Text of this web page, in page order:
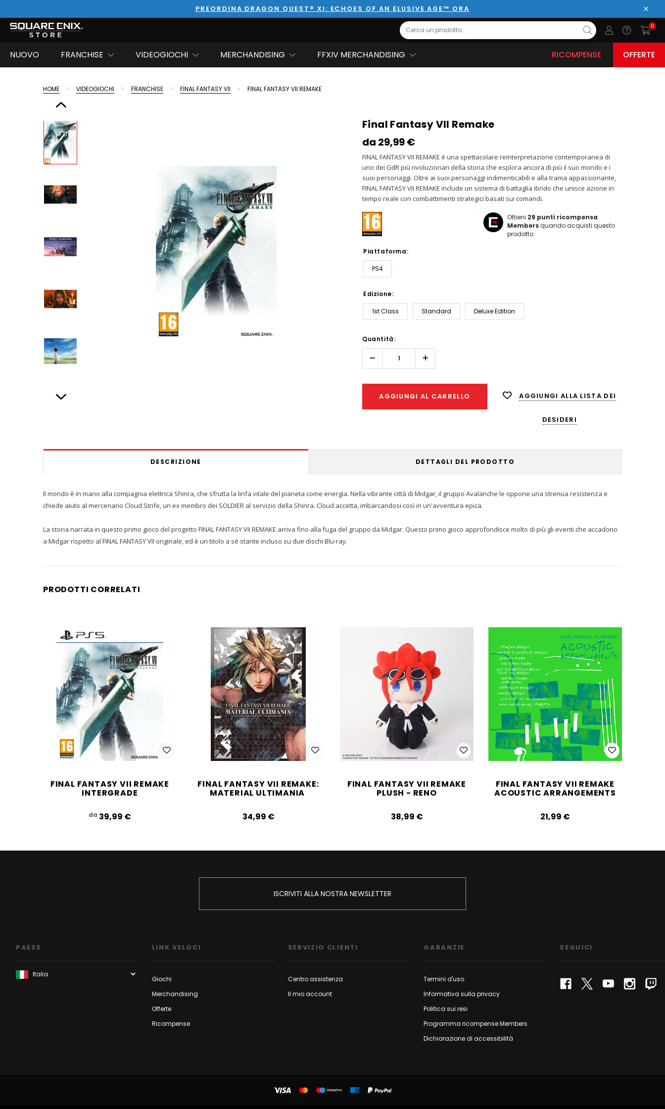
PREORDINA DRAGON QUEST® XI: ECHOES OF AN ELUSIVE AGE™ ORA
Search
0
NUOVO FRANCHISE VIDEOGIOCHI MERCHANDISING FFXIV MERCHANDISING RICOMPENSE OFFERTE
HOME VIDEOGIOCHI FRANCHISE FINAL FANTASY VII FINAL FANTASY VII REMAKE
Final Fantasy VII Remake
da 29,99‎ ‎€
FINAL FANTASY VII REMAKE è una spettacolare reinterpretazione contemporanea di
uno dei GdR più rivoluzionari della storia che esplora ancora di più il suo mondo e i
suoi personaggi. Oltre ai suoi personaggi indimenticabili e alla trama appassionante,
FINAL FANTASY VII REMAKE include un sistema di battaglia ibrido che unisce azione in
tempo reale con combattimenti strategici basati sui comandi.
Ottieni 29 punti ricompensa
Membersquando acquisti questo
prodotto.
Piattaforma:
PS4
Edizione:
1st Class Standard Deluxe Edition
Only
left
Quantità:
Diminuisci
quantità:
Aumenta
quantità:
AGGIUNGI AL CARRELLO AGGIUNGI ALLA LISTA DEI
DESIDERI
DESCRIZIONE DETTAGLI DEL PRODOTTO
Il mondo è in mano alla compagnia elettrica Shinra, che sfrutta la linfa vitale del pianeta come energia. Nella vibrante città di Midgar, il gruppo Avalanche le oppone una strenua resistenza e
chiede aiuto al mercenario Cloud Strife, un ex membro dei SOLDIER al servizio della Shinra. Cloud accetta, imbarcandosi così in un'avventura epica.
La storia narrata in questo primo gioco del progetto FINAL FANTASY VII REMAKE arriva fino alla fuga del gruppo da Midgar. Questo primo gioco approfondisce molto di più gli eventi che accadono
a Midgar rispetto al FINAL FANTASY VII originale, ed è un titolo a sé stante incluso su due dischi Blu-ray.
PRODOTTI CORRELATI
FINAL FANTASY VII REMAKE
INTERGRADE
da 39,99‎ ‎€
FINAL FANTASY VII REMAKE:
MATERIAL ULTIMANIA
34,99‎ ‎€
FINAL FANTASY VII REMAKE
PLUSH - RENO
38,99‎ ‎€
FINAL FANTASY VII REMAKE
ACOUSTIC ARRANGEMENTS
21,99‎ ‎€
ISCRIVITI ALLA NOSTRA NEWSLETTER
PAESE LINK VELOCI
Giochi
Merchandising
Offerte
Ricompense
SERVIZIO CLIENTI
Centro assistenza
Il mio account
GARANZIE
Termini d'uso
Informativa sulla privacy
Politica sui resi
Programma ricompense Members
Dichiarazione di accessibilità
SEGUICI